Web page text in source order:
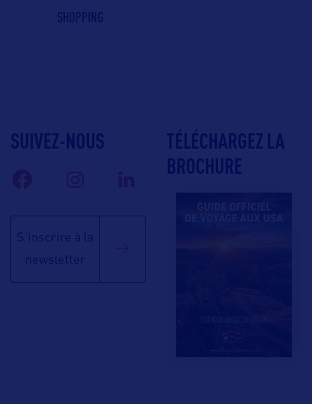
SHOPPING
SUIVEZ-NOUS
S'inscrire à la
newsletter
TÉLÉCHARGEZ LA
BROCHURE